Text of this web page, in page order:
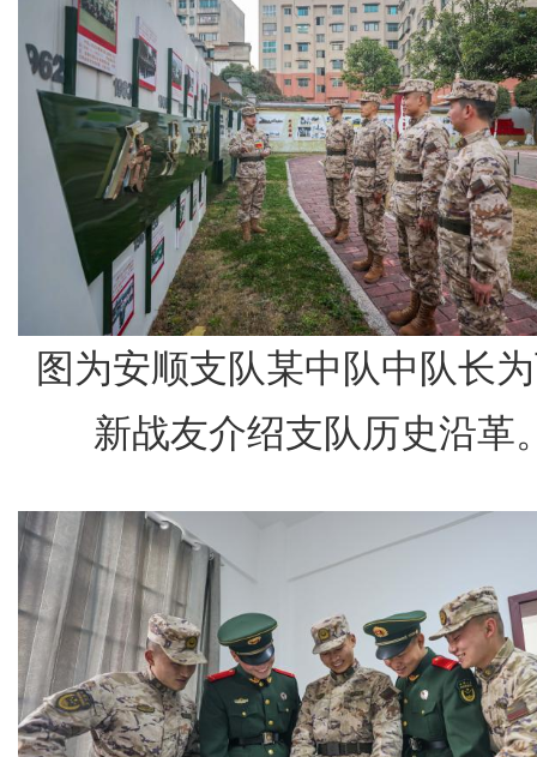
图为安顺支队某中队中队长
新战友介绍支队历史沿革